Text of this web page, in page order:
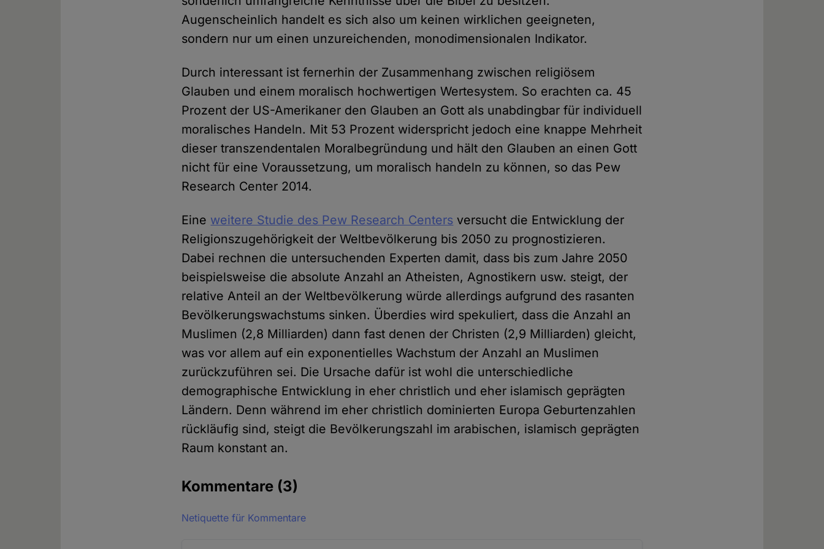
Augenscheinlich handelt es sich also um keinen wirklichen geeigneten,
sondern nur um einen unzureichenden, monodimensionalen Indikator.
Durch interessant ist fernerhin der Zusammenhang zwischen religiösem
Glauben und einem moralisch hochwertigen Wertesystem. So erachten ca. 45
Prozent der US-Amerikaner den Glauben an Gott als unabdingbar für individuell
moralisches Handeln. Mit 53 Prozent widerspricht jedoch eine knappe Mehrheit
dieser transzendentalen Moralbegründung und hält den Glauben an einen Gott
nicht für eine Voraussetzung, um moralisch handeln zu können, so das Pew
Research Center 2014.
Eine weitere Studie des Pew Research Centers versucht die Entwicklung der
Religionszugehörigkeit der Weltbevölkerung bis 2050 zu prognostizieren.
Dabei rechnen die untersuchenden Experten damit, dass bis zum Jahre 2050
beispielsweise die absolute Anzahl an Atheisten, Agnostikern usw. steigt, der
relative Anteil an der Weltbevölkerung würde allerdings aufgrund des rasanten
Bevölkerungswachstums sinken. Überdies wird spekuliert, dass die Anzahl an
Muslimen (2,8 Milliarden) dann fast denen der Christen (2,9 Milliarden) gleicht,
was vor allem auf ein exponentielles Wachstum der Anzahl an Muslimen
zurückzuführen sei. Die Ursache dafür ist wohl die unterschiedliche
demographische Entwicklung in eher christlich und eher islamisch geprägten
Ländern. Denn während im eher christlich dominierten Europa Geburtenzahlen
rückläufig sind, steigt die Bevölkerungszahl im arabischen, islamisch geprägten
Raum konstant an.
Kommentare (3)
Netiquette für Kommentare